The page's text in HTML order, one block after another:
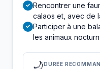
✓ Rencontrer une
calaos et, avec de
✓ Participer à une
les animaux
🌙DURÉE